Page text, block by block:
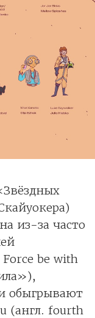
из-за часто
be with
обыгрывают
(англ. fourth